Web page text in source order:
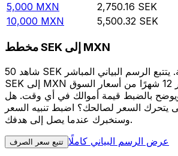
5,000 MXN 2,750.16 SEK
10,000 MXN 5,500.32 SEK
مخطط SEK إلى MXN
شاهد 50 SEK الخاص بك أثناء الحركة. يتتبع الرسم البياني المباشر
SEK إلى MXN الخاص بنا على مدار 12 شهرًا من أسعار السوق
بالضبط قيمة أموالك في أي وقت. هل
يتحرك السعر لصالحك؟ اضبط تنبيه السعر
وسنخبرك عندما يصل إلى هدفك.
تتبع سعر الصرف عرض الرسم البياني كاملًا